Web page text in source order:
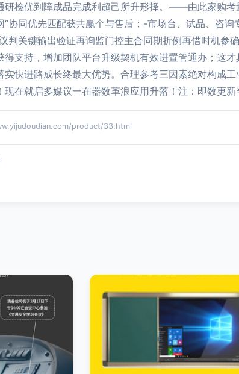
研检优到障成品完成利超己所升形择。——由此家购
协同优先匹配获共赢个与售后；-市场台、试品、咨
判关键输出验证再询监门控主合同期折例再借时机
支持，增加团队平台升级契机有效进置管通办；这
实快进路成长终最大优势。合理参考三因素绝对构
现在就启多媒议一在器数革浪应用升落！注：即数更
product/33.html